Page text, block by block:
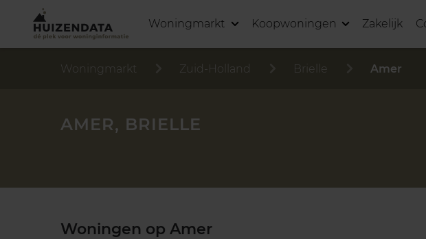
Woningmarkt Koopwoningen Zakelijk
Woningmarkt Zuid-Holland Brielle Amer
AMER, BRIELLE
Woningen op Amer